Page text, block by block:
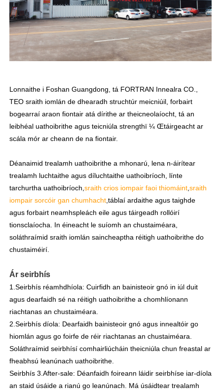
Lonnaithe i Foshan Guangdong, tá FORTRAN Innealra CO.,
TEO sraith iomlán de dhearadh struchtúr meicniúil, forbairt
bogearraí araon fiontair atá dírithe ar theicneolaíocht, tá an
leibhéal uathoibrithe agus teicniúla strengthï ¼ Œtáirgeacht ar
scála mór ar cheann de na fiontair.
Déanaimid trealamh uathoibrithe a mhonarú, lena n-áirítear
trealamh luchtaithe agus díluchtaithe uathoibríoch, línte
tarchurtha uathoibríoch, sraith crios iompair faoi thiomáint, sraith
iompair sorcóir gan chumhacht, táblaí ardaithe agus taighde
agus forbairt neamhspleách eile agus táirgeadh rollóirí
tionsclaíocha. In éineacht le suíomh an chustaiméara,
soláthraímid sraith iomlán saincheaptha réitigh uathoibrithe do
chustaiméirí.
Ár seirbhís
1.Seirbhís réamhdhíola: Cuirfidh an bainisteoir gnó in iúl duit
agus dearfaidh sé na réitigh uathoibrithe a chomhlíonann
riachtanas an chustaiméara.
2.Seirbhís díola: Dearfaidh bainisteoir gnó agus innealtóir go
hiomlán agus go foirfe de réir riachtanas an chustaiméara.
Soláthraímid seirbhísí comhairliúcháin theicniúla chun freastal ar
fheabhsú leanúnach uathoibrithe.
Seirbhís 3.After-sale: Déanfaidh foireann láidir seirbhíse iar-díola
an staid úsáide a rianú go leanúnach. Má úsáidtear trealamh